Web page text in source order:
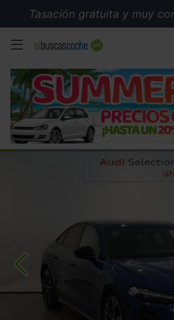
Tasación gratuita y muy
MENÚ